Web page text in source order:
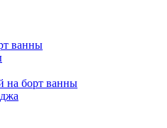
ванны
на борт ванны